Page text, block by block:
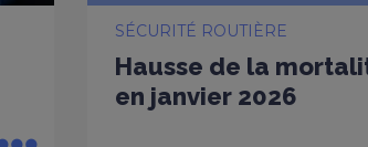
SÉCURITÉ ROUTIÈRE
Hausse de la
en janvier 2026